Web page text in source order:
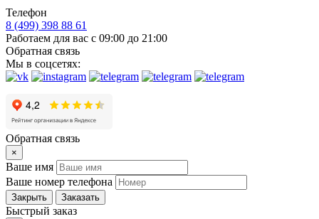
Телефон
8 (499) 398 88 61
Работаем для вас с 09:00 до 21:00
Обратная связь
Мы в соцсетях:
Обратная связь
×
Ваше имя
Ваше номер телефона
Закрыть Заказать
Быстрый заказ